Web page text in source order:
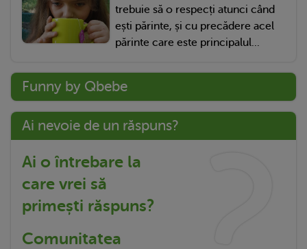
trebuie să o respecți atunci când
ești părinte, și cu precădere acel
părinte care este principalul...
Funny by Qbebe
Ai nevoie de un răspuns?
Ai o întrebare la
care vrei să
primești răspuns?
Comunitatea